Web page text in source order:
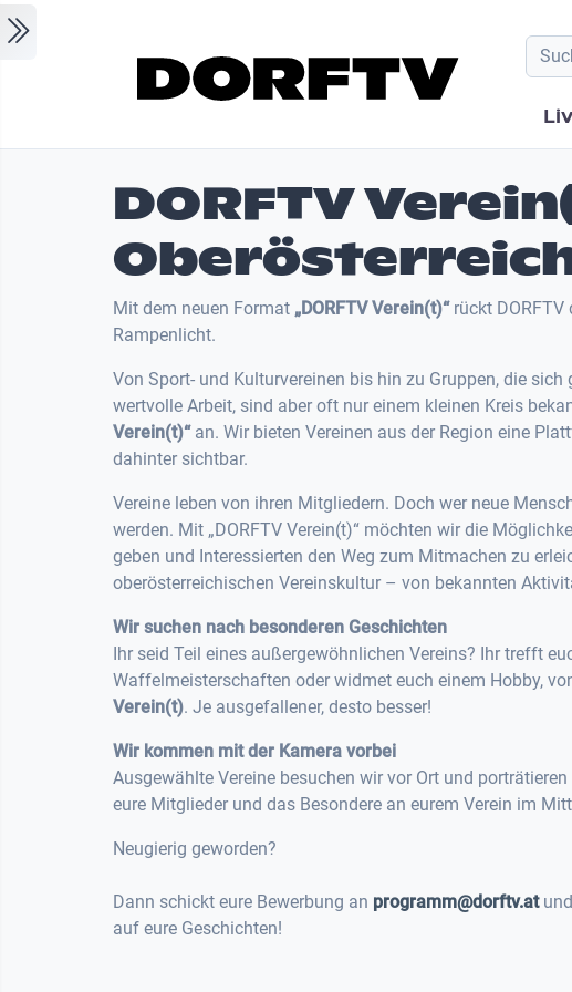
DORFTV
Mit dem neuen Format „DORFTV Verein(t)“rückt DORFTV
Rampenlicht.
Von Sport- und Kulturvereinen bis hin zu Gruppen, die
wertvolle Arbeit, sind aber oft nur einem kleinen Kreis
Verein(t)“an. Wir bieten Vereinen aus der Region eine
dahinter sichtbar.
Vereine leben von ihren Mitgliedern. Doch wer neue
werden. Mit „DORFTV Verein(t)“ möchten wir die
geben und Interessierten den Weg zum Mitmachen zu
oberösterreichischen Vereinskultur – von bekannten
Wir suchen nach besonderen Geschichten
Ihr seid Teil eines außergewöhnlichen Vereins? Ihr trefft
Waffelmeisterschaften oder widmet euch einem Hobby,
Verein(t). Je ausgefallener, desto besser!
Wir kommen mit der Kamera vorbei
Ausgewählte Vereine besuchen wir vor Ort und
eure Mitglieder und das Besondere an eurem Verein im
Neugierig geworden?
Dann schickt eure Bewerbung an programm@dorftv.atund
auf eure Geschichten!